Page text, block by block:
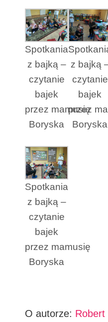
Spotkania
z bajką –
czytanie
bajek
przez mamusię
Boryska
z bajką
czytanie
bajek
przez
Boryska
Spotkania
z bajką –
czytanie
bajek
przez mamusię
Boryska
O autorze: Robert